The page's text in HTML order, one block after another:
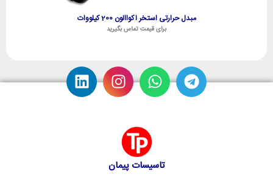
مبدل حرارتی استخر آکواالون 200 کیلووات
برای قیمت تماس بگیرید
تاسیسات پیمان